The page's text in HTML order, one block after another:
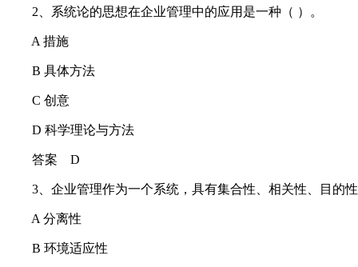
2、系统论的思想在企业管理中的应用是一种（ ）。
A 措施
B 具体方法
C 创意
D 科学理论与方法
答案 D
3、企业管理作为一个系统，具有集合性、相关性、目的
A 分离性
B 环境适应性